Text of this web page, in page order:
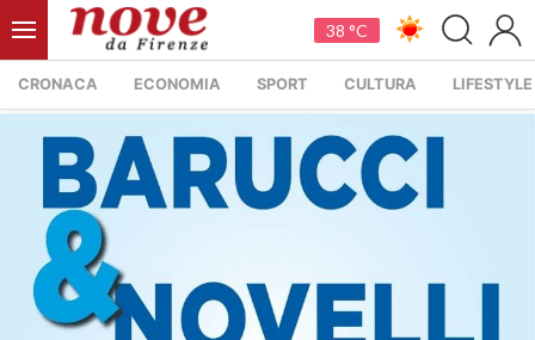
38 °C
CRONACA ECONOMIA SPORT CULTURA LIFESTYLE